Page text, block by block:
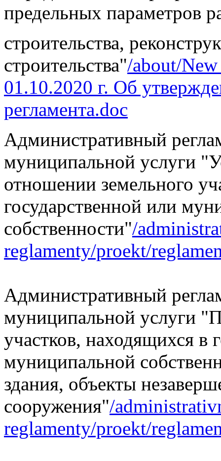
предельных параметров
строительства,
строительства"/about/
01.10.2020 г. Об
регламента.doc
Административный
муниципальной услуги
отношении земельного
государственной или
собственности"/
reglamenty/proekt/
Административный
муниципальной услуги
участков, находящихся в
муниципальной
здания, объекты
сооружения"/
reglamenty/proekt/